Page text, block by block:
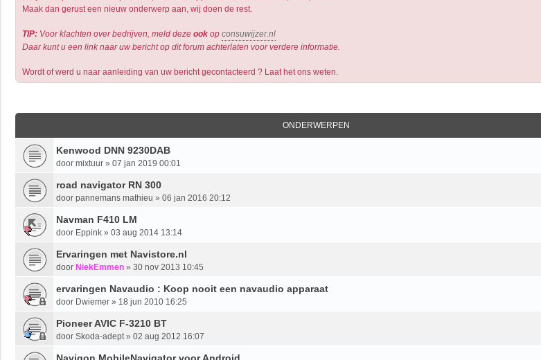
Maak dan gerust een nieuw onderwerp aan, wij doen de rest.
TIP: Voor klachten over bedrijven, meld deze ook op consuwijzer.nl
Daar kunt u een link naar uw bericht op dit forum achterlaten voor verdere informatie.
Wordt of werd u naar aanleiding van uw bericht gecontacteerd ? Laat het ons weten.
ONDERWERPEN
Kenwood DNN 9230DAB
door mixtuur » 07 jan 2019 00:01
road navigator RN 300
door pannemans mathieu » 06 jan 2016 20:12
Navman F410 LM
door Eppink » 03 aug 2014 13:14
Ervaringen met Navistore.nl
door NiekEmmen » 30 nov 2013 10:45
ervaringen Navaudio : Koop nooit een navaudio apparaat
door Dwiemer » 18 jun 2010 16:25
Pioneer AVIC F-3210 BT
door Skoda-adept» 02 aug 2012 16:07